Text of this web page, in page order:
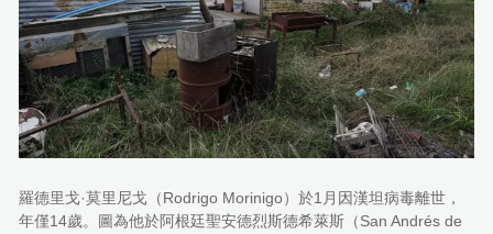
羅德里戈·莫里尼戈（Rodrigo Morinigo）於1月因漢坦病毒離世，
年僅14歲。圖為他於阿根廷聖安德烈斯德希萊斯（San Andrés de